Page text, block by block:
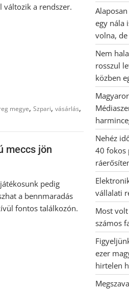
változik a rendszer.
megye, Szpari, vásárlás,
meccs jön
pedig
a bennmaradás
fontos találkozón.
egy nála
volna,
Nem
rosszul
közben
Nehéz
40 fokos
vállalati
Most
számos
ezer
hirtelen